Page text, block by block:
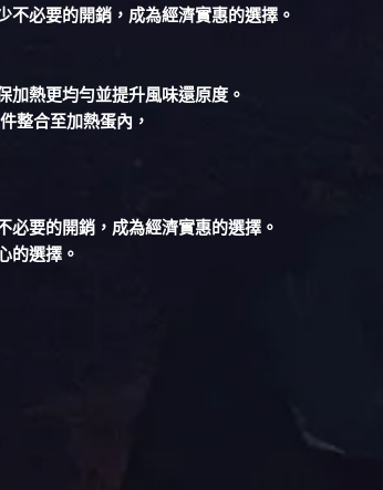
不必要的開銷，成為經濟實惠的選擇。
加熱更均勻並提升風味還原度。
整合至加熱蛋內，
要的開銷，成為經濟實惠的選擇。
的選擇。